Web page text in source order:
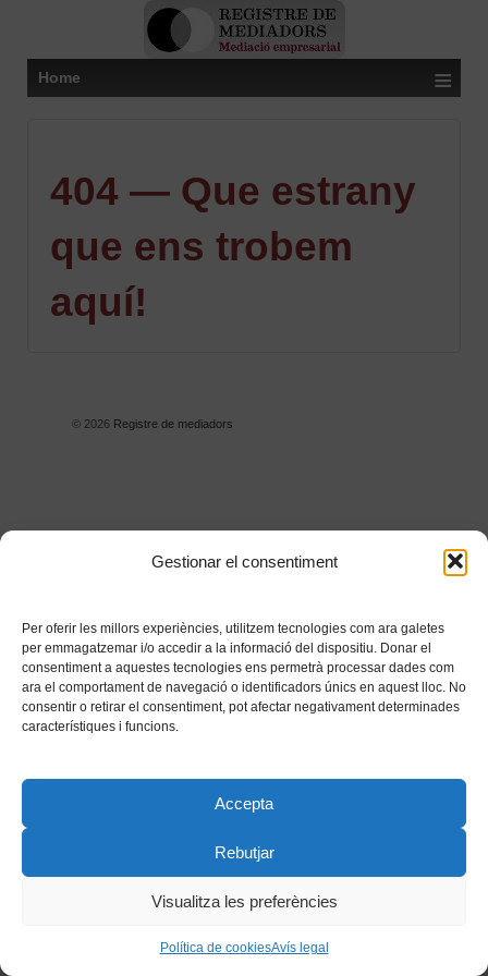
Gestionar el consentiment
Per oferir les millors experiències, utilitzem tecnologies com ara galetes
per emmagatzemar i/o accedir a la informació del dispositiu. Donar el
consentiment a aquestes tecnologies ens permetrà processar dades com
ara el comportament de navegació o identificadors únics en aquest lloc. No
consentir o retirar el consentiment, pot afectar negativament determinades
característiques i funcions.
Accepta
Rebutjar
Visualitza les preferències
Política de cookiesAvís legal
Home ≡
404 — Que estrany
que ens trobem
aquí!
© 2026Registre de mediadors